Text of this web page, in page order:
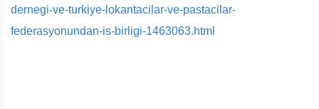
dernegi-ve-turkiye-lokantacilar-ve-pastacilar-
federasyonundan-is-birligi-1463063.html